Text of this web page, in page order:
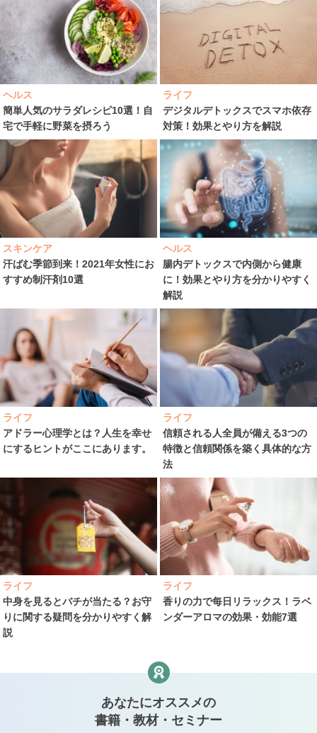
ヘルス
簡単人気のサラダレシピ10選！自
宅で手軽に野菜を摂ろう
ライフ
デジタルデトックスでスマホ依存
対策！効果とやり方を解説
スキンケア
汗ばむ季節到来！2021年女性にお
すすめ制汗剤10選
ヘルス
腸内デトックスで内側から健康
に！効果とやり方を分かりやすく
解説
ライフ
アドラー心理学とは？人生を幸せ
にするヒントがここにあります。
ライフ
信頼される人全員が備える3つの
特徴と信頼関係を築く具体的な方
法
ライフ
中身を見るとバチが当たる？お守
りに関する疑問を分かりやすく解
説
ライフ
香りの力で每日リラックス！ラベ
ンダーアロマの効果・効能7選
あなたにオススメの
書籍・教材・セミナー